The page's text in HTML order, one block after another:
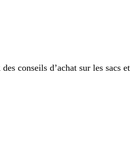
conseils d’achat sur les sacs et